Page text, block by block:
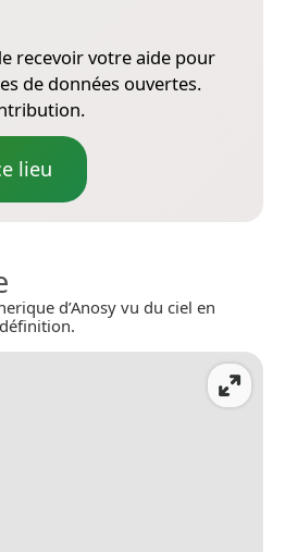
recevoir votre aide pour
de données ouvertes.
lieu
d’Anosy vu du ciel en